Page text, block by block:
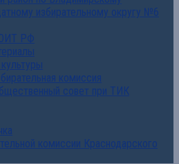
избирательному округу №6
РФ
комиссия
совет при ТИК
комиссии Краснодарского